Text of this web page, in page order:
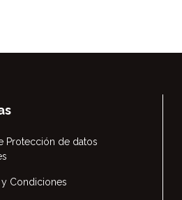
Protección de datos
Condiciones